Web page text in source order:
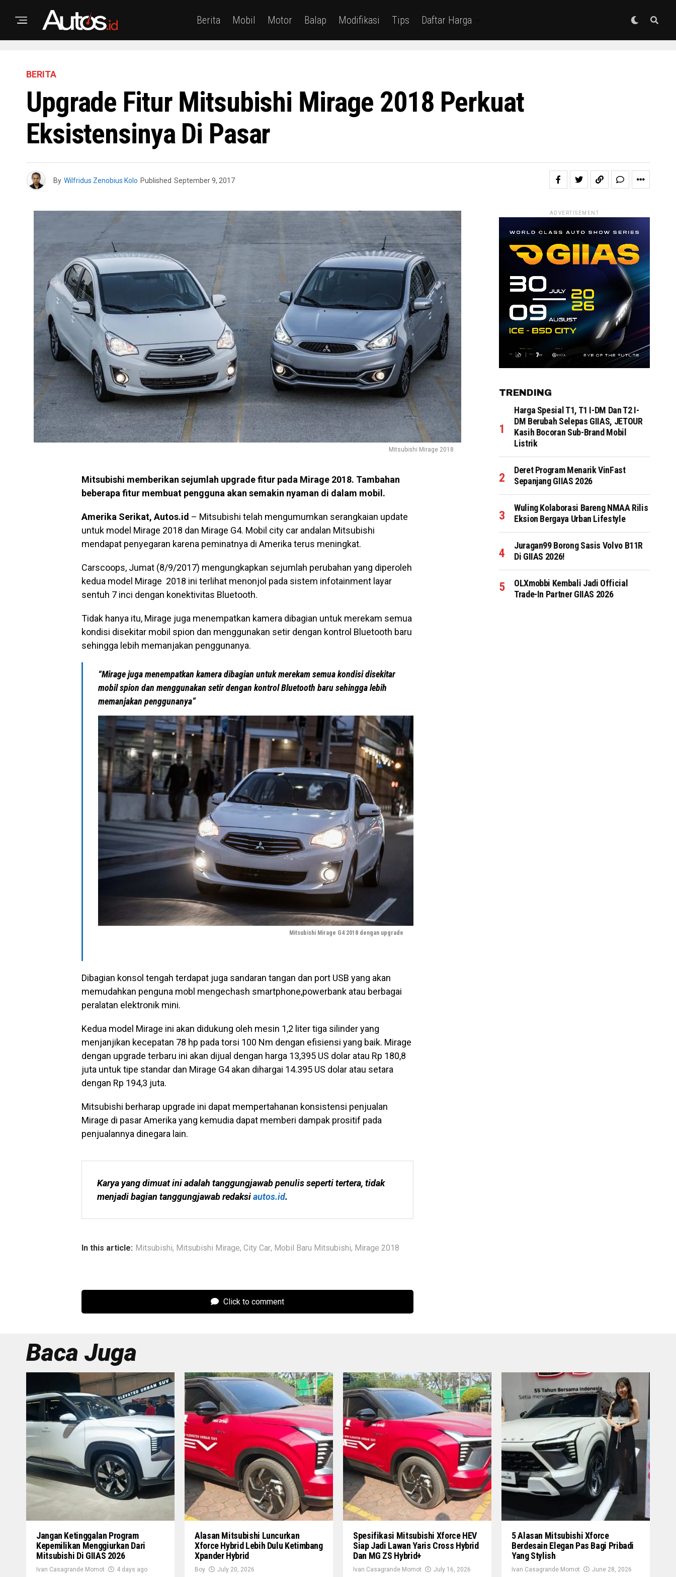
Berita Mobil Motor Balap Modifikasi Tips Daftar Harga
BERITA
Upgrade Fitur Mitsubishi Mirage 2018 Perkuat
Eksistensinya Di Pasar
By Wilfridus Zenobius Kolo Published September 9, 2017
Mitsubishi Mirage 2018
Mitsubishi memberikan sejumlah upgrade fitur pada Mirage 2018. Tambahan
beberapa fitur membuat pengguna akan semakin nyaman di dalam mobil.
Amerika Serikat, Autos.id – Mitsubishi telah mengumumkan serangkaian update
untuk model Mirage 2018 dan Mirage G4. Mobil city car andalan Mitsubishi
mendapat penyegaran karena peminatnya di Amerika terus meningkat.
Carscoops, Jumat (8/9/2017) mengungkapkan sejumlah perubahan yang diperoleh
kedua model Mirage 2018 ini terlihat menonjol pada sistem infotainment layar
sentuh 7 inci dengan konektivitas Bluetooth.
Tidak hanya itu, Mirage juga menempatkan kamera dibagian untuk merekam semua
kondisi disekitar mobil spion dan menggunakan setir dengan kontrol Bluetooth baru
sehingga lebih memanjakan penggunanya.
“Mirage juga menempatkan kamera dibagian untuk merekam semua kondisi disekitar
mobil spion dan menggunakan setir dengan kontrol Bluetooth baru sehingga lebih
memanjakan penggunanya”
Mitsubishi Mirage G4 2018 dengan upgrade
Dibagian konsol tengah terdapat juga sandaran tangan dan port USB yang akan
memudahkan penguna mobl mengechash smartphone,powerbank atau berbagai
peralatan elektronik mini.
Kedua model Mirage ini akan didukung oleh mesin 1,2 liter tiga silinder yang
menjanjikan kecepatan 78 hp pada torsi 100 Nm dengan efisiensi yang baik. Mirage
dengan upgrade terbaru ini akan dijual dengan harga 13,395 US dolar atau Rp 180,8
juta untuk tipe standar dan Mirage G4 akan dihargai 14.395 US dolar atau setara
dengan Rp 194,3 juta.
Mitsubishi berharap upgrade ini dapat mempertahanan konsistensi penjualan
Mirage di pasar Amerika yang kemudia dapat memberi dampak prositif pada
penjualannya dinegara lain.
Karya yang dimuat ini adalah tanggungjawab penulis seperti tertera, tidak
menjadi bagian tanggungjawab redaksi autos.id.
In this article: Mitsubishi, Mitsubishi Mirage, City Car, Mobil Baru Mitsubishi, Mirage 2018
Click to comment
ADVERTISEMENT
TRENDING
Harga Spesial T1, T1 I-DM Dan T2 I-
DM Berubah Selepas GIIAS, JETOUR
Kasih Bocoran Sub-Brand Mobil
Listrik
Deret Program Menarik VinFast
Sepanjang GIIAS 2026
Wuling Kolaborasi Bareng NMAA Rilis
Eksion Bergaya Urban Lifestyle
Juragan99 Borong Sasis Volvo B11R
Di GIIAS 2026!
OLXmobbi Kembali Jadi Official
Trade-In Partner GIIAS 2026
Baca Juga
Jangan Ketinggalan Program
Kepemilikan Menggiurkan Dari
Mitsubishi Di GIIAS 2026
Ivan Casagrande Momot 4 days ago
Alasan Mitsubishi Luncurkan
Xforce Hybrid Lebih Dulu Ketimbang
Xpander Hybrid
Boy July 20, 2026
Spesifikasi Mitsubishi Xforce HEV
Siap Jadi Lawan Yaris Cross Hybrid
Dan MG ZS Hybrid+
Ivan Casagrande Momot July 16, 2026
5 Alasan Mitsubishi Xforce
Berdesain Elegan Pas Bagi Pribadi
Yang Stylish
Ivan Casagrande Momot June 28, 2026